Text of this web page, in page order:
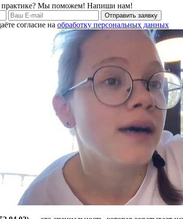
практике? Мы поможем! Напиши нам!
Отправить заявку
согласие на обработку персональных данных